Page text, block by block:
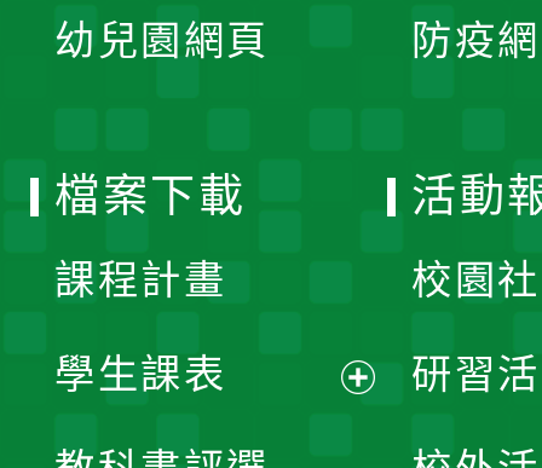
幼兒園網頁 防疫
檔案下載
課程計畫
學生課表
活動
校園
研習